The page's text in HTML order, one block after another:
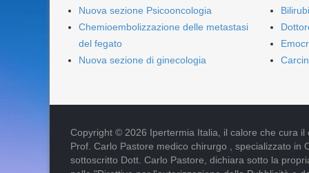
Nuova sezione Psicooncologia
Chemioembolizzazione delle metastasi
del fegato
Nuova sezione di ginecologia
Copyright © 2026 Ipertermia Italia, il calore che cura il
Prof. Carlo Pastore medico chirurgo , specializzato
sottoscritto Dott. Carlo Pastore, dichiara sotto la